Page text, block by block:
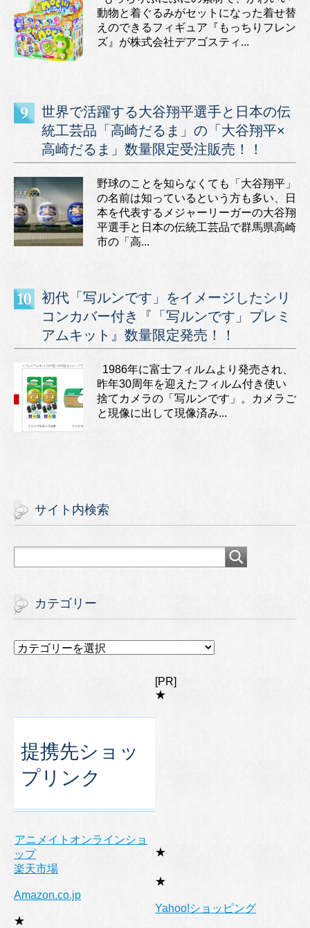
動物と着ぐるみがセットになった着せ替
えのできるフィギュア『もっちりフレン
ズ』が株式会社デアゴスティ...
世界で活躍する大谷翔平選手と日本の伝
統工芸品「高崎だるま」の「大谷翔平×
高崎だるま」数量限定受注販売！！
野球のことを知らなくても「大谷翔平」
の名前は知っているという方も多い、日
本を代表するメジャーリーガーの大谷翔
平選手と日本の伝統工芸品で群馬県高崎
市の「高...
初代「写ルンです」をイメージしたシリ
コンカバー付き『「写ルンです」プレミ
アムキット』数量限定発売！！
1986年に富士フィルムより発売され、
昨年30周年を迎えたフィルム付き使い
捨てカメラの「写ルンです」。カメラご
と現像に出して現像済み...
サイト内検索
カテゴリー
カ
提携先ショッ
プリンク
[PR]
★
アニメイトオンラインショ
ップ
★
楽天市場
★
Amazon.co.jp
★
Yahoo!ショッピング